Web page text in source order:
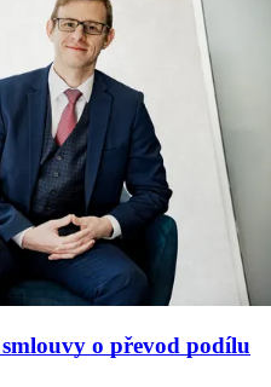
o převod podílu